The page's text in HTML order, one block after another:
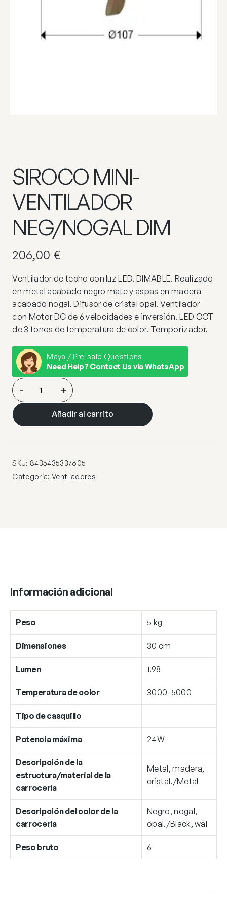
SIROCO MINI-
VENTILADOR
NEG/NOGAL DIM
206,00 €
Ventilador de techo con luz LED. DIMABLE. Realizado
en metal acabado negro mate y aspas en madera
acabado nogal. Difusor de cristal opal. Ventilador
con Motor DC de 6 velocidades e inversión. LED CCT
de 3 tonos de temperatura de color. Temporizador.
Maya / Pre-sale Questions
Need Help? Contact Us via WhatsApp
SIROCO
MINI-
VENTILADOR
NEG/NOGAL
- +
Añadir al carrito
SKU: 8435435337605
Categoría: Ventiladores
Información adicional
Peso 5 kg
Dimensiones 30 cm
Lumen 1.98
Temperatura de color 3000-5000
Tipo de casquillo
Potencia máxima 24W
Descripción de la
estructura/material de la
carrocería
Metal, madera,
cristal./Metal
Descripción del color de la
carrocería
Negro, nogal,
opal./Black, wal
Peso bruto 6